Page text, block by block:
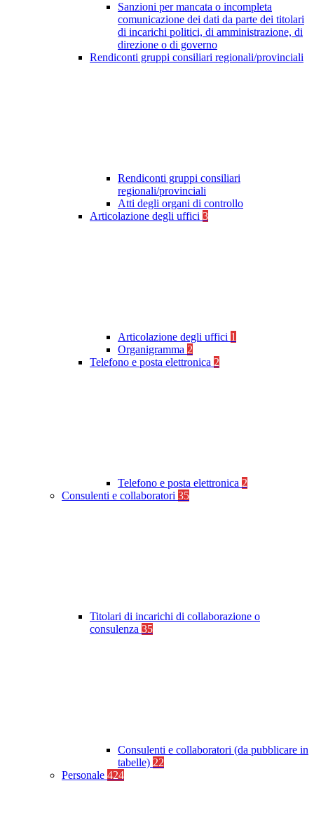
Sanzioni per mancata o incompleta
comunicazione dei dati da parte dei titolari
di incarichi politici, di amministrazione, di
direzione o di governo
Rendiconti gruppi consiliari regionali/provinciali
Rendiconti gruppi consiliari
regionali/provinciali
Atti degli organi di controllo
Articolazione degli uffici 3
Articolazione degli uffici 1
Organigramma 2
Telefono e posta elettronica 2
Telefono e posta elettronica 2
Consulenti e collaboratori 35
Titolari di incarichi di collaborazione o
consulenza 35
Consulenti e collaboratori (da pubblicare in
tabelle) 22
Personale 424